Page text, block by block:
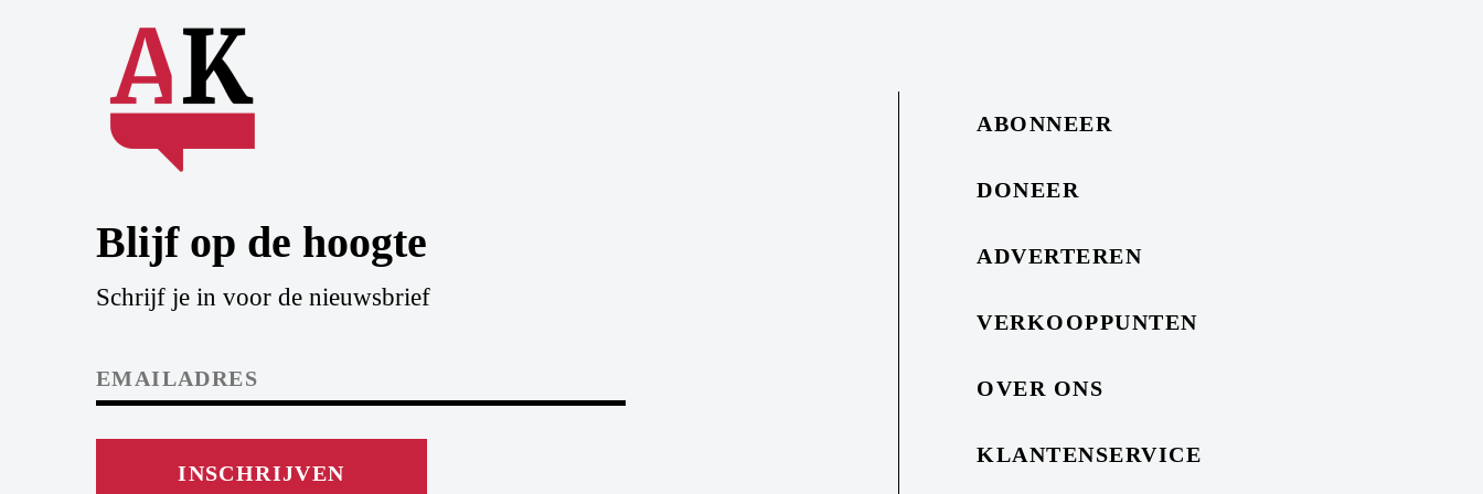
Blijf op de hoogte
Schrijf je in voor de nieuwsbrief
INSCHRIJVEN
ABONNEER
DONEER
ADVERTEREN
VERKOOPPUNTEN
OVER ONS
KLANTENSERVICE